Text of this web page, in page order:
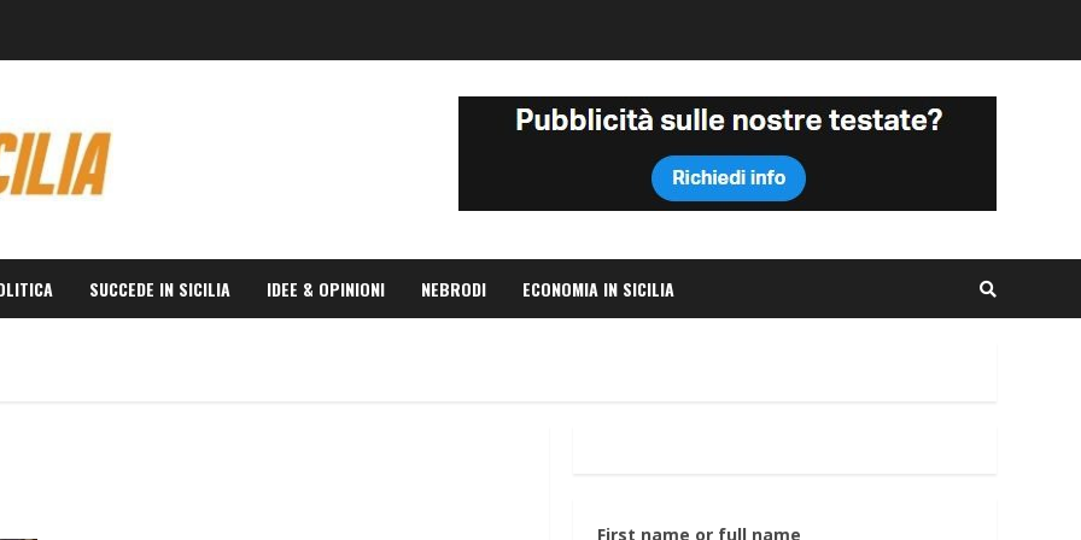
SUCCEDE IN SICILIA IDEE & OPINIONI NEBRODI ECONOMIA IN SICILIA
First name or full name